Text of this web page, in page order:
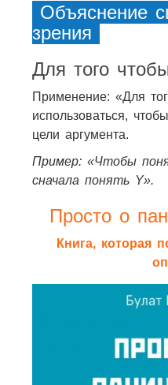
Объяснение
зрения
Для того
Применение: «Для
использоваться,
цели аргумента.
Пример: «Чтобы
сначала понять Y».
Просто о
Книга, которая